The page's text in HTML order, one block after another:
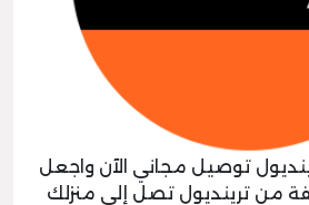
توصيل مجاني الآن واجعل
من ترينديول تصل إلى منزلك